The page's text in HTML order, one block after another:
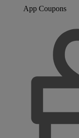
App Coupons